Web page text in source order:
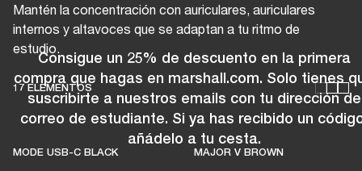
Consigue un 25% de descuento en la primera
compra que hagas en marshall.com. Solo tienes
suscribirte a nuestros emails con tu dirección de
correo de estudiante. Si ya has recibido un
añádelo a tu cesta.
Mantén la concentración con auriculares, auriculares
internos y altavoces que se adaptan a tu ritmo de
estudio.
17 ELEMENTOS
MODE USB-C BLACK MAJOR V BROWN